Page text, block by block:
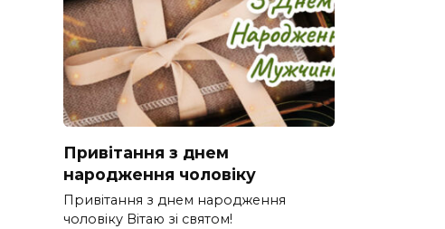
Привітання з днем
народження чоловіку
Привітання з днем народження
чоловіку Вітаю зі святом!